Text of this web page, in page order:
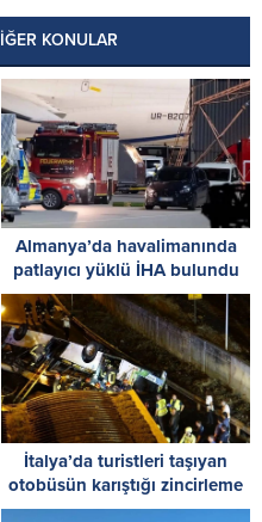
KONULAR
Almanya’da havalimanında
patlayıcı yüklü İHA bulundu
İtalya’da turistleri taşıyan
otobüsün karıştığı zincirleme
kazada 6 kişi ölü, 34 kişi